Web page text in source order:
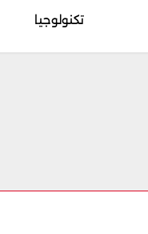
تكنولوجيا